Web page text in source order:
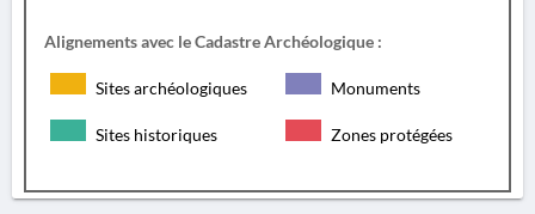
Alignements avec le Cadastre Archéologique :
Sites archéologiques Monuments
Sites historiques Zones protégées